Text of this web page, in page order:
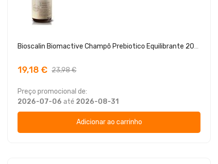
Bioscalin Biomactive Champô Prebiotico Equilibrante 200ml
19,18 € 23,98 €
Preço promocional de:
2026-07-06 até 2026-08-31
Adicionar ao carrinho